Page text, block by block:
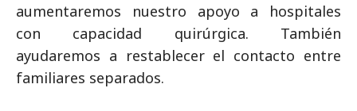
aumentaremos nuestro apoyo a hospitales
con capacidad quirúrgica. También
ayudaremos a restablecer el contacto entre
familiares separados.